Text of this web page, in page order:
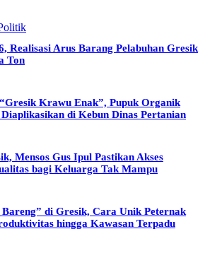
Realisasi Arus Barang Pelabuhan Gresik
Ton
Krawu Enak”, Pupuk Organik
di Kebun Dinas Pertanian
Mensos Gus Ipul Pastikan Akses
bagi Keluarga Tak Mampu
di Gresik, Cara Unik Peternak
hingga Kawasan Terpadu